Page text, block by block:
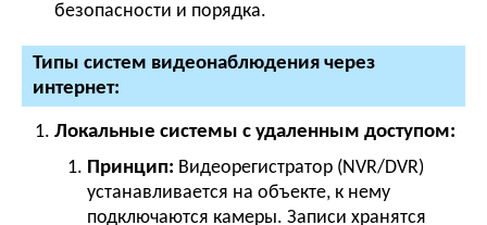
безопасности и порядка.
Типы систем видеонаблюдения через
интернет:
Локальные системы с удаленным доступом:
Принцип: Видеорегистратор (NVR/DVR)
устанавливается на объекте, к нему
подключаются камеры. Записи хранятся